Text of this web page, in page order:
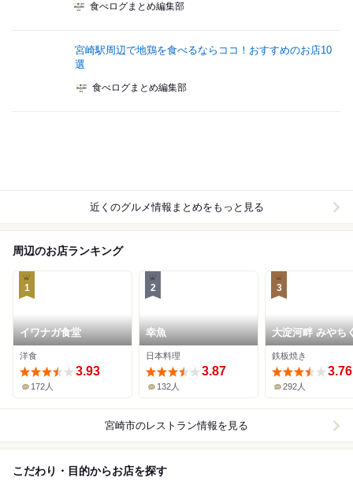
食べログまとめ編集部
宮崎駅周辺で地鶏を食べるならココ！おすすめのお店10
選
食べログまとめ編集部
近くのグルメ情報まとめをもっと見る
周辺のお店ランキング
1
イワナガ食堂
洋食
3.93
172人
2
幸魚
日本料理
3.87
132人
3
大淀河畔 みやち
鉄板焼き
3.76
292人
宮崎市のレストラン情報を見る
こだわり・目的からお店を探す